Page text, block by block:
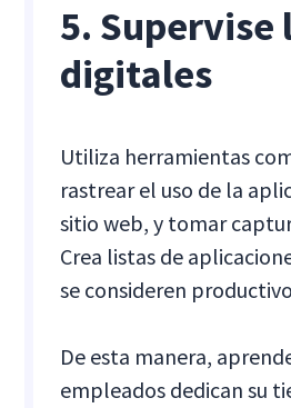
5. Supervise
digitales
Utiliza herramientas
rastrear el uso de la
sitio web, y tomar
Crea listas de
se consideren
De esta manera,
empleados dedican su